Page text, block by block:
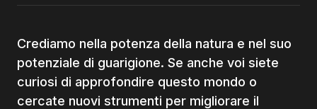
Crediamo nella potenza della natura e nel suo
potenziale di guarigione. Se anche voi siete
curiosi di approfondire questo mondo o
cercate nuovi strumenti per migliorare il